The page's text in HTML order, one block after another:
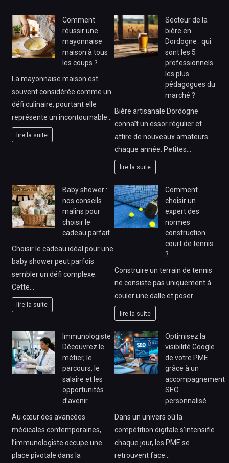
Comment
réussir une
mayonnaise
maison à tous
les coups ?
La mayonnaise maison est
souvent considérée comme un
défi culinaire, pourtant elle
représente un incontournable…
lire la suite
Secteur de la
bière en
Dordogne : qui
sont les 5
professionnels
les plus
pédagogues du
marché ?
Bière artisanale Dordogne
connaît un essor régulier et
attire de nouveaux amateurs
chaque année. Petites…
lire la suite
Baby shower :
nos conseils
malins pour
choisir le
cadeau parfait
Choisir le cadeau idéal pour une
baby shower peut parfois
sembler un défi complexe.
Cette…
lire la suite
Comment
choisir un
expert des
normes
construction
court de tennis
?
Construire un terrain de tennis
ne consiste pas uniquement à
couler une dalle et poser…
lire la suite
Immunologiste :
Découvrez le
métier, le
parcours, le
salaire et les
opportunités
d’avenir
Au cœur des avancées
médicales contemporaines,
l’immunologiste occupe une
place pivotale dans la
Optimisez la
visibilité Google
de votre PME
grâce à un
accompagnement
SEO
personnalisé
Dans un univers où la
compétition digitale s’intensifie
chaque jour, les PME se
retrouvent face…